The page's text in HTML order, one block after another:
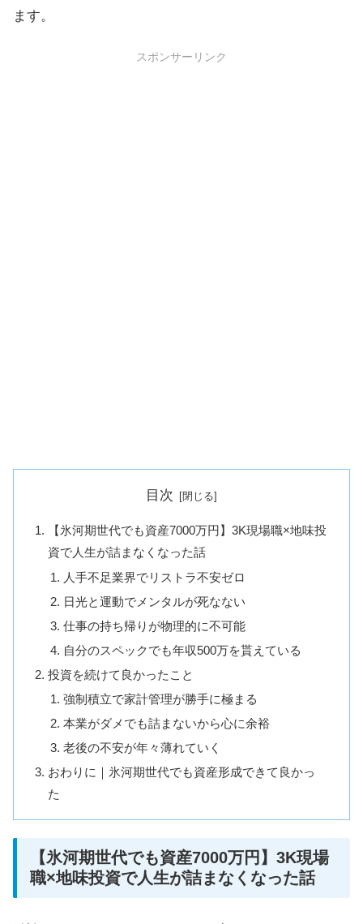
ます。
スポンサーリンク
目次
【氷河期世代でも資産7000万円】3K現場職×地味投
資で人生が詰まなくなった話
人手不足業界でリストラ不安ゼロ
日光と運動でメンタルが死なない
仕事の持ち帰りが物理的に不可能
自分のスペックでも年収500万を貰えている
投資を続けて良かったこと
強制積立で家計管理が勝手に極まる
本業がダメでも詰まないから心に余裕
老後の不安が年々薄れていく
おわりに｜氷河期世代でも資産形成できて良かっ
た
【氷河期世代でも資産7000万円】3K現場
職×地味投資で人生が詰まなくなった話